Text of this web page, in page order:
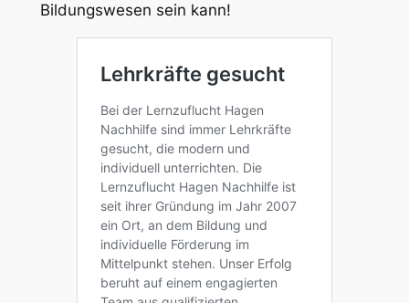
Bildungswesen sein kann!